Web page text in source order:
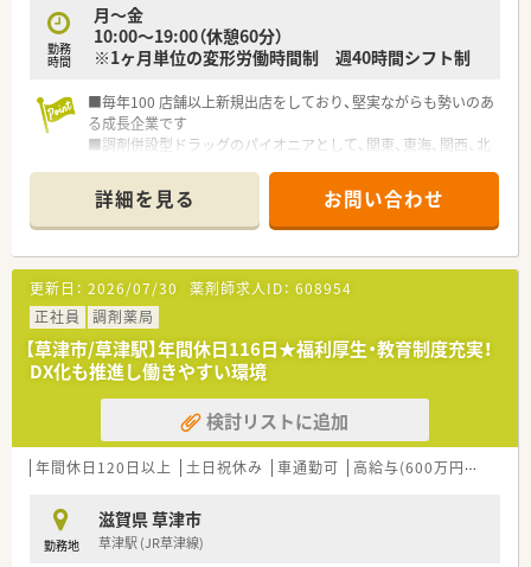
勤務
時間
月～金
10:00～19:00（休憩60分）
※1ヶ月単位の変形労働時間制 週40時間シフト制
■毎年100 店舗以上新規出店をしており、堅実ながらも勢いのあ
る成長企業です
■調剤併設型ドラッグのパイオニアとして、関東、東海、関西、北
■研修制度は様々なプランがあり、集合研修だけでなく任意で受
講可能な研修も幅広く用意されています
■店舗で活躍する従業員、社外で活躍する従業員、将来経営幹部
となる従業員など、薬剤師として様々な活躍ができるフィールド
を用意されています
■総合薬剤師・調剤薬剤師（土日休み・19時までの勤務）どちらか
の働き方を選択できます
■調剤併設型だけでなく「医療モール・クリニック併設店舗」「敷
地内薬局」「訪問調剤特化型店舗」など様々な店舗を運営してい
ます
■在宅医療にも積極的取り組んでおり「訪問調剤特化型店舗」を
50店舗以上、無菌調剤室は業界最多の51店舗設置しています
■「プラチナくるみん認定企業」「健康経営優良法人2023（大規模
法人部門）認定」等を取得し一人ひとりが働きやすい環境が整備
■充実した研修制度、人事制度、評価制度、キャリア支援制度等
があるのも特徴です
詳細を見る お問い合わせ
更新日： 2026/07/30 薬剤師求人ID： 608954
正社員
調剤薬局
【草津市/草津駅】年間休日116日★福利厚生・教育制度充実！
DX化も推進し働きやすい環境
検討リストに追加
年間休日120日以上 土日祝休み 車通勤可 高給与(600万円以上)
勤務地
滋賀県 草津市
草津駅 (JR草津線)